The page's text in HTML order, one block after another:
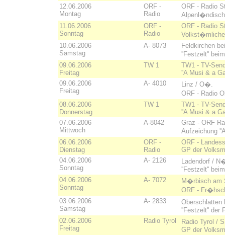
12.06.2006
Montag
ORF -
Radio
ORF - Radio
11.06.2006
Sonntag
ORF -
Radio
ORF - Radio
10.06.2006
Samstag
A- 8073
Feldkirchen
''Festzelt''
09.06.2006
Freitag
TW 1
TW1 - TV-
''A Musi & a
09.06.2006
Freitag
A- 4010
Linz / O�.
ORF - Radio
08.06.2006
Donnerstag
TW 1
TW1 - TV-
''A Musi & a
07.06.2006
Mittwoch
A-8042
Graz - ORF
Aufzeichung
06.06.2006
Dienstag
ORF -
Radio
ORF -
GP der
04.06.2006
Sonntag
A- 2126
Ladendorf /
''Festzelt''
04.06.2006
Sonntag
A- 7072
M�rbisch am
ORF -
03.06.2006
Samstag
A- 2833
''Festzelt'' der
02.06.2006
Freitag
Radio Tyrol
Radio Tyrol /
GP der